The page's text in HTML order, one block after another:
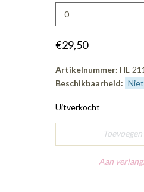
€29,50
Artikelnummer: HL-
Beschikbaarheid:
Uitverkocht
Aan